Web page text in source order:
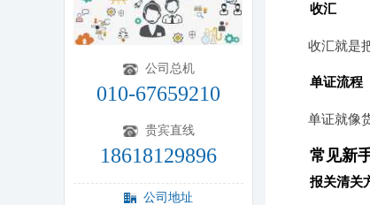
公司总机
010-67659210
贵宾直线
18618129896
公司地址
收汇
收汇就是
单证流程
单证就像
常见新
报关清关